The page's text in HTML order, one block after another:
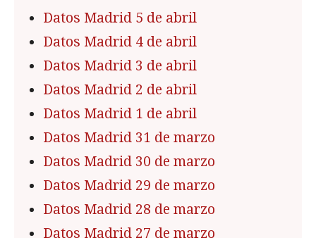
Datos Madrid 5 de abril
Datos Madrid 4 de abril
Datos Madrid 3 de abril
Datos Madrid 2 de abril
Datos Madrid 1 de abril
Datos Madrid 31 de marzo
Datos Madrid 30 de marzo
Datos Madrid 29 de marzo
Datos Madrid 28 de marzo
Datos Madrid 27 de marzo